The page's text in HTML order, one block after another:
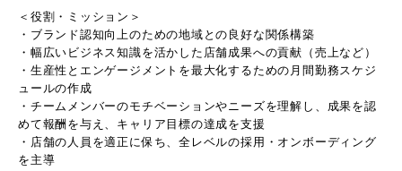
＜役割・ミッション＞
・ブランド認知向上のための地域との良好な関係構築
・幅広いビジネス知識を活かした店舗成果への貢献（売上など）
・生産性とエンゲージメントを最大化するための月間勤務スケジ
ュールの作成
・チームメンバーのモチベーションやニーズを理解し、成果を認
めて報酬を与え、キャリア目標の達成を支援
・店舗の人員を適正に保ち、全レベルの採用・オンボーディング
を主導